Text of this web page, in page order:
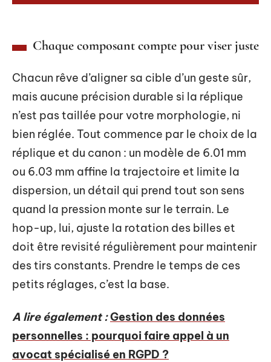
Chaque composant compte pour viser juste
Chacun rêve d’aligner sa cible d’un geste sûr,
mais aucune précision durable si la réplique
n’est pas taillée pour votre morphologie, ni
bien réglée. Tout commence par le choix de la
réplique et du canon : un modèle de 6.01 mm
ou 6.03 mm affine la trajectoire et limite la
dispersion, un détail qui prend tout son sens
quand la pression monte sur le terrain. Le
hop-up, lui, ajuste la rotation des billes et
doit être revisité régulièrement pour maintenir
des tirs constants. Prendre le temps de ces
petits réglages, c’est la base.
A lire également :Gestion des données
personnelles : pourquoi faire appel à un
avocat spécialisé en RGPD ?